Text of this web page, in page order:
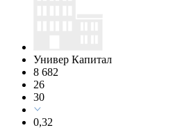
Универ Капитал
8 682
26
30
0,32